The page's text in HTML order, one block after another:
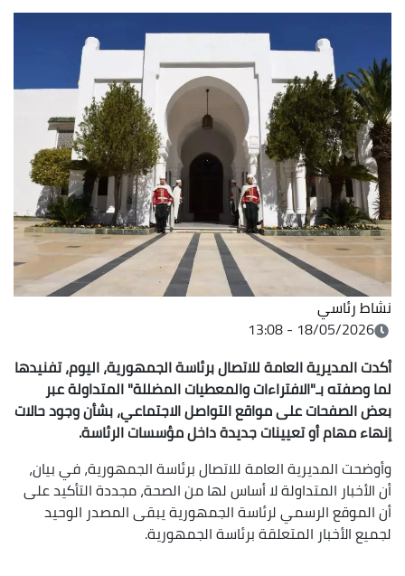
نشاط رئاسي
18/05/2026 - 13:08
أكدت المديرية العامة للاتصال برئاسة الجمهورية، اليوم، تفنيدها
لما وصفته بـ"الافتراءات والمعطيات المضللة" المتداولة عبر
بعض الصفحات على مواقع التواصل الاجتماعي، بشأن وجود حالات
إنهاء مهام أو تعيينات جديدة داخل مؤسسات الرئاسة.
وأوضحت المديرية العامة للاتصال برئاسة الجمهورية، في بيان،
أن الأخبار المتداولة لا أساس لها من الصحة، مجددة التأكيد على
أن الموقع الرسمي لرئاسة الجمهورية يبقى المصدر الوحيد
لجميع الأخبار المتعلقة برئاسة الجمهورية.